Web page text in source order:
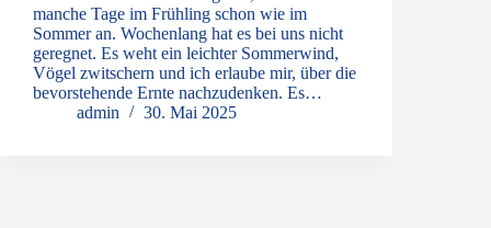
manche Tage im Frühling schon wie im
Sommer an. Wochenlang hat es bei uns nicht
geregnet. Es weht ein leichter Sommerwind,
Vögel zwitschern und ich erlaube mir, über die
bevorstehende Ernte nachzudenken. Es…
admin
30. Mai 2025